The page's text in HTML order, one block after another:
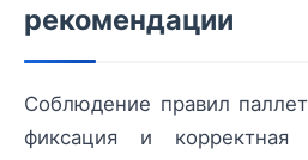
рекомендации
Соблюдение правил
фиксация и корректная